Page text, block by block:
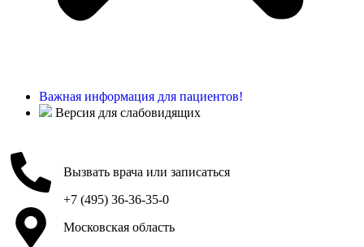
Важная информация для пациентов!
Версия для слабовидящих
Вызвать врача или записаться
+7 (495) 36-36-35-0
Московская область